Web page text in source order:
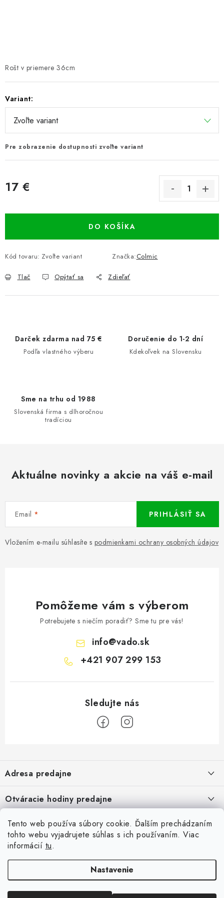
Tento web používa súbory cookie. Ďalším prechádzaním
tohto webu vyjadrujete súhlas s ich používaním. Viac
informácií tu.
Nastavenie
PRÚTY
KONTAKTY
Navštívte našu predajňu vo Dvoroch nad Žitavou »
Rošt v priemere 36cm
Variant:
Pre zobrazenie dostupnosti zvoľte variant
17 €
DO KOŠÍKA
Kód tovaru: Zvoľte variant Značka:Colmic
Tlač Opýtať sa Zdieľať
Darček zdarma nad 75 €
Podľa vlastného výberu
Doručenie do 1-2 dní
Kdekoľvek na Slovensku
Sme na trhu od 1988
Slovenská firma s dlhoročnou
tradíciou
Aktuálne novinky a akcie na váš e-mail
Email
Vložením e-mailu súhlasíte s podmienkami ochrany osobných údajov
PRIHLÁSIŤ SA
Pomôžeme vám s výberom
Potrebujete s niečím poradiť? Sme tu pre vás!
info@vado.sk
+421 907 299 153
p
ä
t
Adresa predajne
Pekárska 4, 941 31 Dvory nad Žitavou
Pozrite si Google mapu
Pozrieť detail mapy »
Otváracie hodiny predajne
Sobota, Nedeľa: Zatvorené
Informácie pre Vás
Napíšte nám
Obchodné podmienky
Ochrana osobných údajov
Facebook